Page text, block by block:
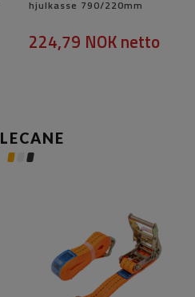
hjulkasse 790/220mm
224,79 NOKnetto